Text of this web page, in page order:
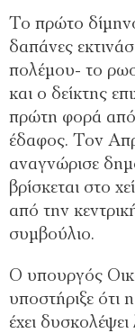
Το πρώτο
δαπάνες
πολέµου- το
και ο δείκτης
πρώτη φορά από
έδαφος. Τον
αναγνώρισε
βρίσκεται στο
από την
συµβούλιο.
Ο υπουργός
υποστήριξε ότι
έχει